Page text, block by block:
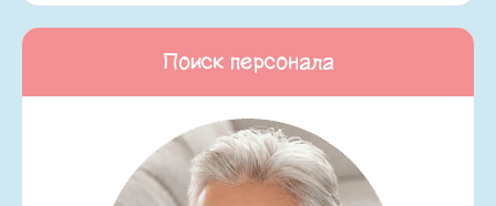
Поиск персонала